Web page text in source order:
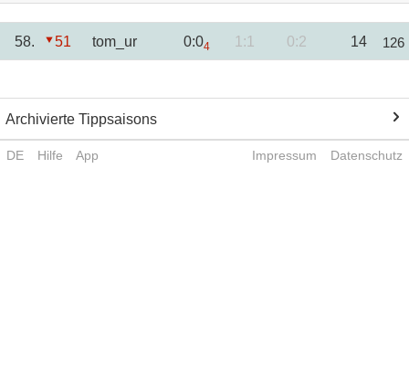
58. 51 tom_ur 0:04 1:1 0:2 14 126
Archivierte Tippsaisons
DE Hilfe App Impressum Datenschutz